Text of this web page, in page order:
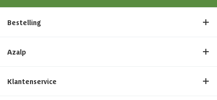
Bestelling
Azalp
Klantenservice